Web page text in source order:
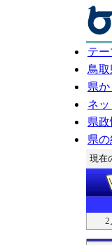
テ
鳥
県
ネ
県政
県
現在
2